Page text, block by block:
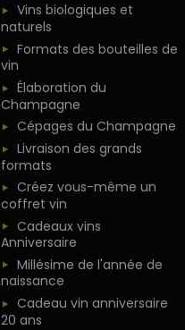
Vins biologiques et
naturels
Formats des bouteilles de
vin
Élaboration du
Champagne
Cépages du Champagne
Livraison des grands
formats
Créez vous-même un
coffret vin
Cadeaux vins
Anniversaire
Millésime de l'année de
naissance
Cadeau vin anniversaire
20 ans